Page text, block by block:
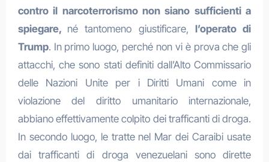
contro il narcoterrorismo non siano sufficienti a
spiegare, né tantomeno giustificare, l’operato di
Trump. In primo luogo, perché non vi è prova che gli
attacchi, che sono stati definiti dall’Alto Commissario
delle Nazioni Unite per i Diritti Umani come in
violazione del diritto umanitario internazionale,
abbiano effettivamente colpito dei trafficanti di droga.
In secondo luogo, le tratte nel Mar dei Caraibi usate
dai trafficanti di droga venezuelani sono dirette